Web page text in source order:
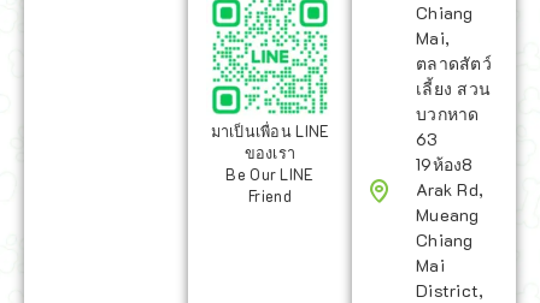
มาเป็นเพื่อน LINE
ของเรา
Be Our LINE
Friend
Chiang
Mai,
ตลาดสัตว์
เลี้ยง สวน
บวกหาด
63
19ห้อง8
Arak Rd,
Mueang
Chiang
Mai
District,